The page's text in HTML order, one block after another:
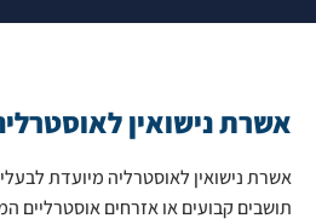
אשרת נישואין
אשרת נישואין לאוסטרליה מיועדת
תושבים קבועים או אזרחים אוסטרליים